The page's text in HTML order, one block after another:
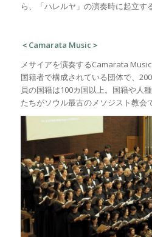
ら、「ハレルヤ」の演奏時に起立す
＜Camarata Music＞
メサイアを演奏するCamarata
国籍者で構成されている団体で、
員の国籍は100カ国以上。国籍や人
たちがソウル最古のメソジスト教会